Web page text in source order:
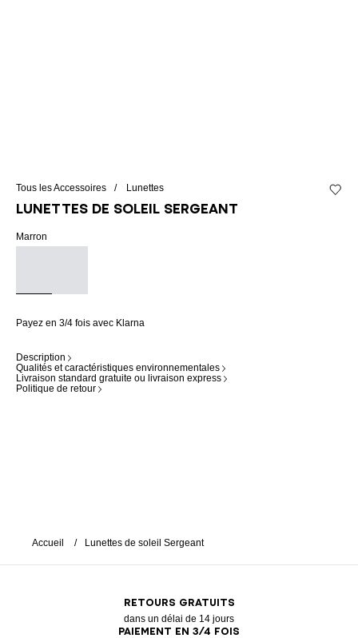
Tous les Accessoires Lunettes
Lunettes de soleil Sergeant
Marron
Payez en 3/4 fois avec Klarna
Description
Qualités et caractéristiques environnementales
Livraison standard gratuite ou livraison express
Politique de retour
Accueil Lunettes de soleil Sergeant
RETOURS GRATUITS
dans un délai de 14 jours
PAIEMENT EN 3/4 FOIS